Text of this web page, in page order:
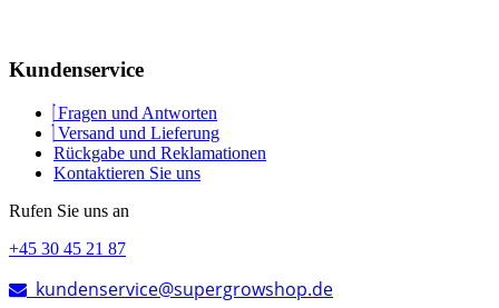
Kundenservice
Fragen und Antworten
Versand und Lieferung
Rückgabe und Reklamationen
Kontaktieren Sie uns
Rufen Sie uns an
+45 30 45 21 87
kundenservice@supergrowshop.de